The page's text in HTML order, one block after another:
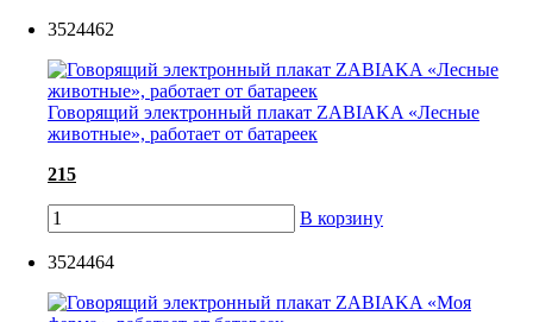
3524462
Говорящий электронный плакат ZABIAKA «Лесные
животные», работает от батареек
215
В корзину
3524464